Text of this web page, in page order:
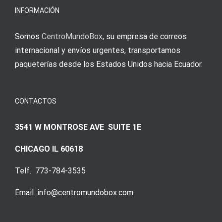
INFORMACIÓN
Somos CentroMundoBox, su empresa de correos
internacional y envíos urgentes, transportamos
paqueterías desde los Estados Unidos hacia Ecuador.
CONTACTOS
3541 W MONTROSE AVE SUITE 1E
CHICAGO IL 60618
Telf. 773-784-3535
Email. info@centromundobox.com